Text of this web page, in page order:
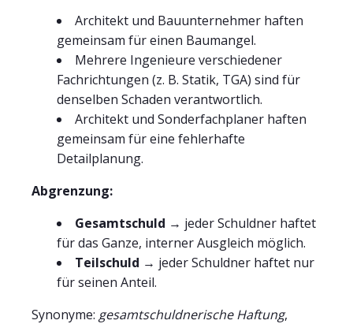
Architekt und Bauunternehmer haften
gemeinsam für einen Baumangel.
Mehrere Ingenieure verschiedener
Fachrichtungen (z. B. Statik, TGA) sind für
denselben Schaden verantwortlich.
Architekt und Sonderfachplaner haften
gemeinsam für eine fehlerhafte
Detailplanung.
Abgrenzung:
Gesamtschuld → jeder Schuldner haftet
für das Ganze, interner Ausgleich möglich.
Teilschuld → jeder Schuldner haftet nur
für seinen Anteil.
Synonyme: gesamtschuldnerische Haftung,